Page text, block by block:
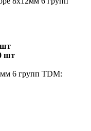
шт
6 групп TDM: